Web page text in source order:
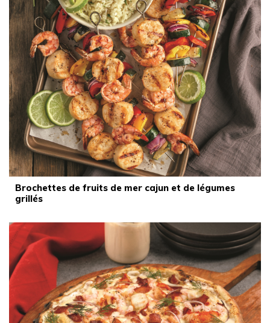
Brochettes de fruits de mer cajun et de légumes
grillés